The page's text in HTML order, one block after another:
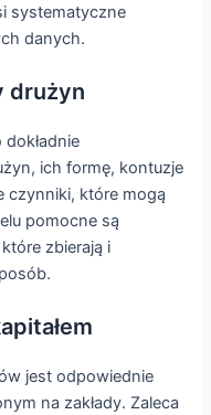
systematyczne
danych.
drużyn
ich formę, kontuzje
czynniki, które mogą
pomocne są
zbierają i
jest odpowiednie
na zakłady. Zaleca